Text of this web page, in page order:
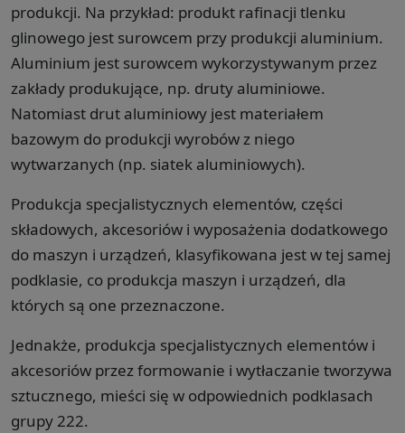
produkcji. Na przykład: produkt rafinacji tlenku
glinowego jest surowcem przy produkcji aluminium.
Aluminium jest surowcem wykorzystywanym przez
zakłady produkujące, np. druty aluminiowe.
Natomiast drut aluminiowy jest materiałem
bazowym do produkcji wyrobów z niego
wytwarzanych (np. siatek aluminiowych).
Produkcja specjalistycznych elementów, części
składowych, akcesoriów i wyposażenia dodatkowego
do maszyn i urządzeń, klasyfikowana jest w tej samej
podklasie, co produkcja maszyn i urządzeń, dla
których są one przeznaczone.
Jednakże, produkcja specjalistycznych elementów i
akcesoriów przez formowanie i wytłaczanie tworzywa
sztucznego, mieści się w odpowiednich podklasach
grupy 222.